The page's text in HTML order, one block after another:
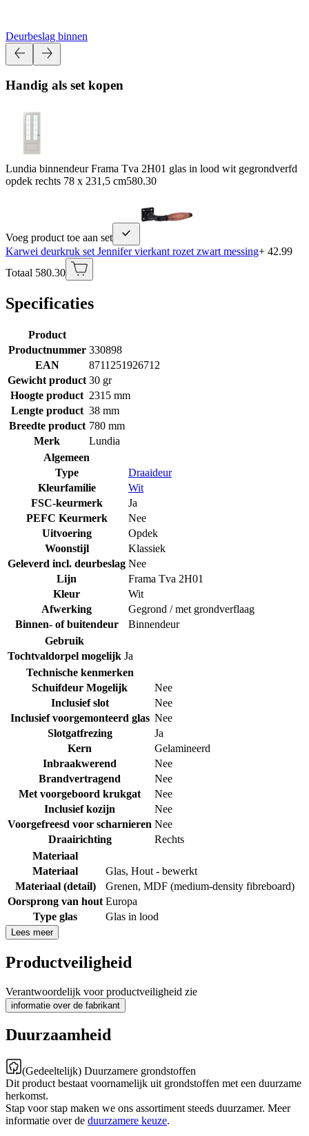
Deurbeslag binnen
Handig als set kopen
Lundia binnendeur Frama Tva 2H01 glas in lood wit gegrondverfd
opdek rechts 78 x 231,5 cm580.30
Voeg product toe aan set
Karwei deurkruk set Jennifer vierkant rozet zwart messing+ 42.99
Totaal 580.30
Specificaties
Product
Productnummer 330898
EAN
8711251926712
Gewicht product 30 gr
Hoogte product 2315 mm
Lengte product 38 mm
Breedte product 780 mm
Merk
Lundia
Algemeen
Type
Draaideur
Kleurfamilie
Wit
FSC-keurmerk
Ja
PEFC Keurmerk
Nee
Uitvoering
Opdek
Woonstijl
Klassiek
Geleverd incl. deurbeslag Nee
Lijn
Frama Tva 2H01
Kleur
Wit
Afwerking
Gegrond / met grondverflaag
Binnen- of buitendeur
Binnendeur
Gebruik
Tochtvaldorpel mogelijk Ja
Technische kenmerken
Schuifdeur Mogelijk
Nee
Inclusief slot
Nee
Inclusief voorgemonteerd glas Nee
Slotgatfrezing
Ja
Kern
Gelamineerd
Inbraakwerend
Nee
Brandvertragend
Nee
Met voorgeboord krukgat
Nee
Inclusief kozijn
Nee
Voorgefreesd voor scharnieren Nee
Draairichting
Rechts
Materiaal
Materiaal
Glas, Hout - bewerkt
Materiaal (detail)
Grenen, MDF (medium-density fibreboard)
Oorsprong van hout Europa
Type glas
Glas in lood
Lees meer
Productveiligheid
Verantwoordelijk voor productveiligheid zie
informatie over de fabrikant
Duurzaamheid
(Gedeeltelijk) Duurzamere grondstoffen
Dit product bestaat voornamelijk uit grondstoffen met een duurzame
herkomst.
Stap voor stap maken we ons assortiment steeds duurzamer. Meer
informatie over de duurzamere keuze.